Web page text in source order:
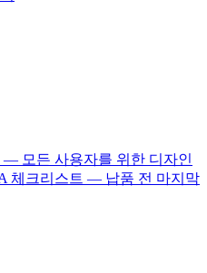
— 모든 사용자를 위한 디자인
체크리스트 — 납품 전 마지막